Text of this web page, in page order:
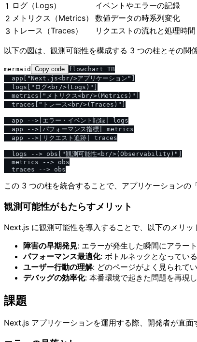
1 ログ（Logs） イベントやエラーの記録
2 メトリクス（Metrics） 数値データの時系列変化
3 トレース（Traces） リクエストの流れと処理時間
以下の図は、観測可能性を構成する 3 つの柱とその関
mermaid Copy code flowchart TB
  app["Next.js<br/>アプリケーション"]
  logs["ログ<br/>(Logs)"]
  metrics["メトリクス<br/>(Metrics)"]
  traces["トレース<br/>(Traces)"]
  app -->|エラー・イベント記録| logs
  app -->|パフォーマンス指標| metrics
  app -->|リクエスト追跡| traces
  logs --> obs["観測可能性<br/>(Observability)"]
  metrics --> obs
この 3 つの柱を統合することで、アプリケーションの
観測可能性がもたらすメリット
Next.js に観測可能性を導入することで、以下のメリッ
障害の早期発見: エラーが発生した瞬間にアラー
パフォーマンス最適化: ボトルネックとなってい
ユーザー行動の理解: どのページがよく見られて
デバッグの効率化: 本番環境で起きた問題を再現
課題
Next.js アプリケーションを運用する際、開発者が直面